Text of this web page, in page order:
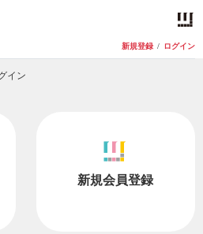
新規登録 / ログイン
イン
新規会員登録